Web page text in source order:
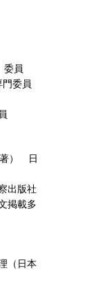
員
委員
著） 日
出版社
掲載多
（日本